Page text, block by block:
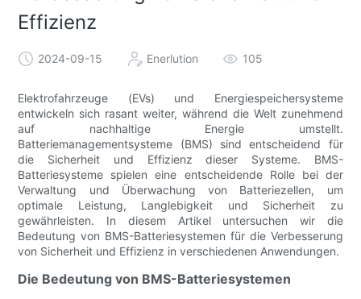
Effizienz
2024-09-15 Enerlution 105
Elektrofahrzeuge (EVs) und Energiespeichersysteme
entwickeln sich rasant weiter, während die Welt zunehmend
auf nachhaltige Energie umstellt.
Batteriemanagementsysteme (BMS) sind entscheidend für
die Sicherheit und Effizienz dieser Systeme. BMS-
Batteriesysteme spielen eine entscheidende Rolle bei der
Verwaltung und Überwachung von Batteriezellen, um
optimale Leistung, Langlebigkeit und Sicherheit zu
gewährleisten. In diesem Artikel untersuchen wir die
Bedeutung von BMS-Batteriesystemen für die Verbesserung
von Sicherheit und Effizienz in verschiedenen Anwendungen.
Die Bedeutung von BMS-Batteriesystemen